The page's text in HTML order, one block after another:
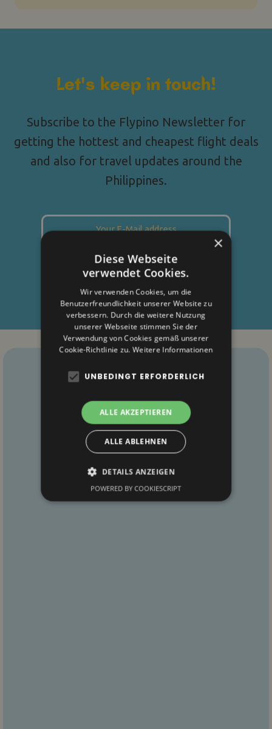
Let's keep in touch!
Subscribe to the Flypino Newsletter for
getting the hottest and cheapest flight deals
and also for travel updates around the
Philippines.
×
Diese Webseite
verwendet Cookies.
Wir verwenden Cookies, um die
Benutzerfreundlichkeit unserer Website zu
verbessern. Durch die weitere Nutzung
unserer Webseite stimmen Sie der
Verwendung von Cookies gemäß unserer
Cookie-Richtlinie zu.Weitere Informationen
UNBEDINGT ERFORDERLICH
ALLE AKZEPTIEREN
ALLE ABLEHNEN
DETAILS ANZEIGEN
POWERED BY COOKIESCRIPT